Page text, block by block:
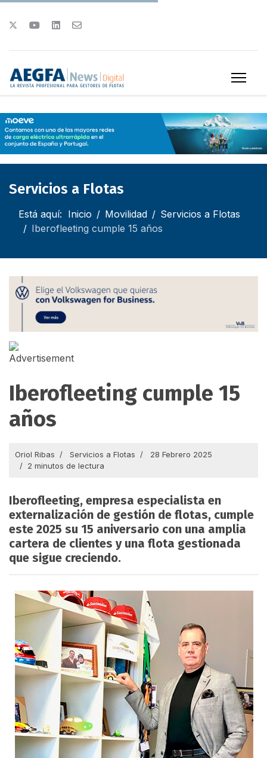
Servicios a Flotas
Está aquí: Inicio Movilidad
Servicios a Flotas
Iberofleeting cumple 15 años
Iberofleeting cumple 15
años
Oriol Ribas Servicios a Flotas
28 Febrero 2025
2 minutos de lectura
Iberofleeting, empresa especialista en
externalización de gestión de flotas, cumple
este 2025 su 15 aniversario con una amplia
cartera de clientes y una flota gestionada
que sigue creciendo.